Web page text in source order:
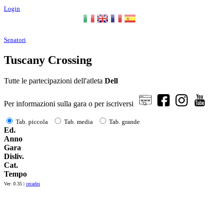
Login
Senatori
Tuscany Crossing
Tutte le partecipazioni dell'atleta Dell
Per informazioni sulla gara o per iscriversi
Tab. piccola Tab. media Tab. grande
Ed.
Anno
Gara
Disliv.
Cat.
Tempo
Ver: 0.35 | cecadm